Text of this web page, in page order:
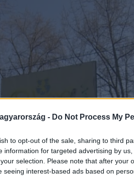
- Do Not Process My
to opt-out of the sale, sharing to third
information for targeted advertising by
selection. Please note that after your
seeing interest-based ads based on